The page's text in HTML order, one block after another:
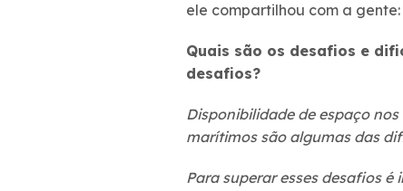
ele compartilhou com a gente:
Quais são os desafios e
desafios?
Disponibilidade de espaço
marítimos são algumas das
Para superar esses desafios